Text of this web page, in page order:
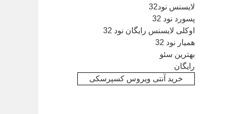
لایسنس نود32
پسورد نود 32
اوکلی لایسنس رایگان نود 32
همیار نود 32
بهترین سئو
رایگان
خرید آنتی ویروس کسپرسکی